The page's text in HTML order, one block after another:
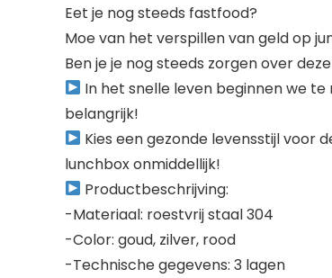
Eet je nog steeds fastfood?
Moe van het verspillen van geld op
Ben je je nog steeds zorgen over
In het snelle leven beginnen we
belangrijk!
Kies een gezonde levensstijl voor
lunchbox onmiddellijk!
Productbeschrijving:
-Materiaal: roestvrij staal 304
-Color: goud, zilver, rood
-Technische gegevens: 3 lagen